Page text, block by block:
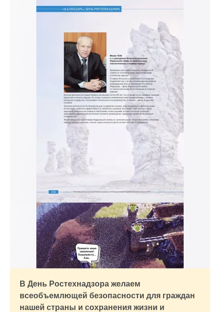
В День Ростехнадзора желаем
всеобъемлющей безопасности для граждан
нашей страны и сохранения жизни и